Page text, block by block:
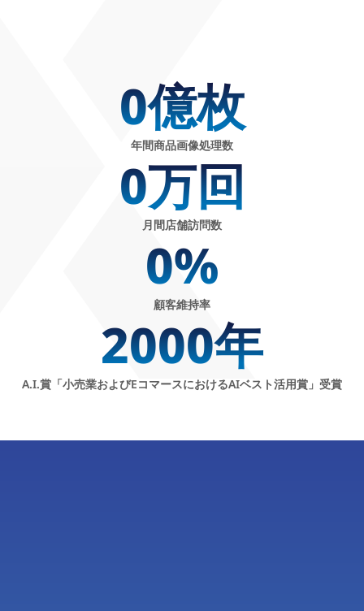
年間商品画像処理数
0億枚
月間店舗訪問数
0万回
顧客維持率
0%
A.I.賞「小売業およびEコマースにおけるAIベスト活用賞」受賞
2000年